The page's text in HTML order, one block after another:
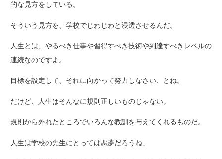
的な見方をしている。
そういう見方を、学校でじわじわと浸透させるんだ。
人生とは、やるべき仕事や習得すべき技術や到達すべきレベルの
連続なのですよ。
目標を設定して、それに向かって努力しなさい、とね。
だけど、人生はそんなに規則正しいものじゃない。
規則から外れたところでいろんな教訓を与えてくれるものだ。
人生は学校の先生にとっては悪夢だろうね」